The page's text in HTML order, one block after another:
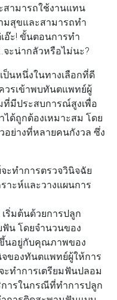
สามารถใช้งานแทน
สุขและสามารถทำ
อ๊ะ! ขั้นตอนการทำ
จะน่ากลัวหรือไม่นะ?
นหนึ่งในทางเลือกที่ดี
รเข้าพบทันตแพทย์ผู้
มีประสบการณ์สูงเพื่อ
ด้ถูกต้องเหมาะสม โดย
ย่างที่หลายคนกังวล ซึ่ง
ะทำการตรวจวินิจฉัย
ราะห์และวางแผนการ
เริ่มต้นด้วยการปลูก
น โดยจำนวนของ
นอยู่กับคุณภาพของ
ของทันตแพทย์ผู้ให้การ
ทำการเตรียมฟันปลอม
ารในกรณีที่ทำการปลูก